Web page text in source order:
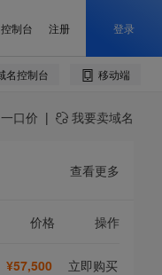
一口价 | 我要卖域名
查看更多
价格 操作
¥57,500 立即购买